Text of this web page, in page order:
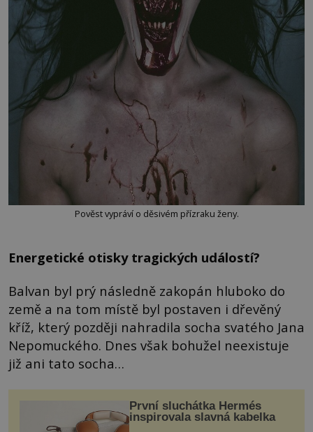
Pověst vypráví o děsivém přízraku ženy.
Energetické otisky tragických událostí?
Balvan byl prý následně zakopán hluboko do
země a na tom místě byl postaven i dřevěný
kříž, který později nahradila socha svatého Jana
Nepomuckého. Dnes však bohužel neexistuje
již ani tato socha…
První sluchátka Hermés
inspirovala slavná kabelka